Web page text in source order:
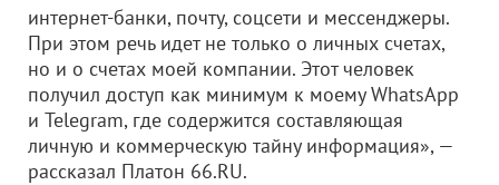
интернет-банки, почту, соцсети и мессенджеры.
При этом речь идет не только о личных счетах,
но и о счетах моей компании. Этот человек
получил доступ как минимум к моему WhatsApp
и Telegram, где содержится составляющая
личную и коммерческую тайну информация», —
рассказал Платон 66.RU.